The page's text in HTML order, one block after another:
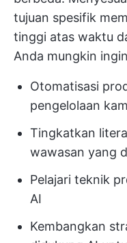
tujuan spesifik
tinggi atas waktu
Anda mungkin
Otomatisasi
pengelolaan
Tingkatkan
wawasan yang
Pelajari teknik
AI
Kembangkan